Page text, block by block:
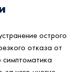
острого
отказа от
симптоматика